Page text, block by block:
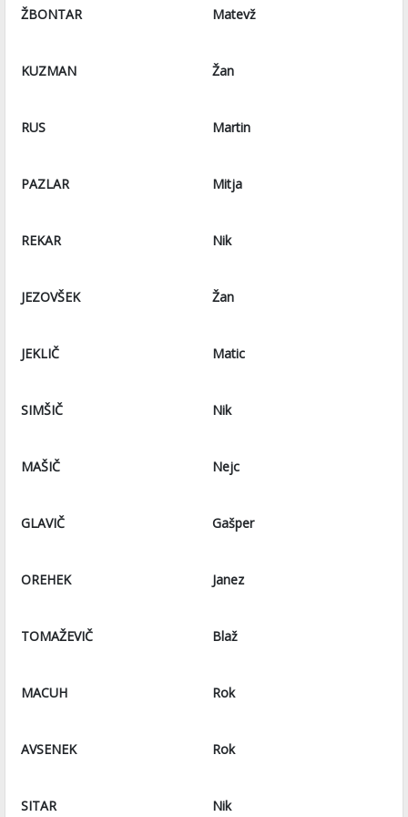
ŽBONTAR Matevž
KUZMAN Žan
RUS Martin
PAZLAR Mitja
REKAR Nik
JEZOVŠEK Žan
JEKLIČ Matic
SIMŠIČ Nik
MAŠIČ Nejc
GLAVIČ Gašper
OREHEK Janez
TOMAŽEVIČ Blaž
MACUH Rok
AVSENEK Rok
SITAR Nik